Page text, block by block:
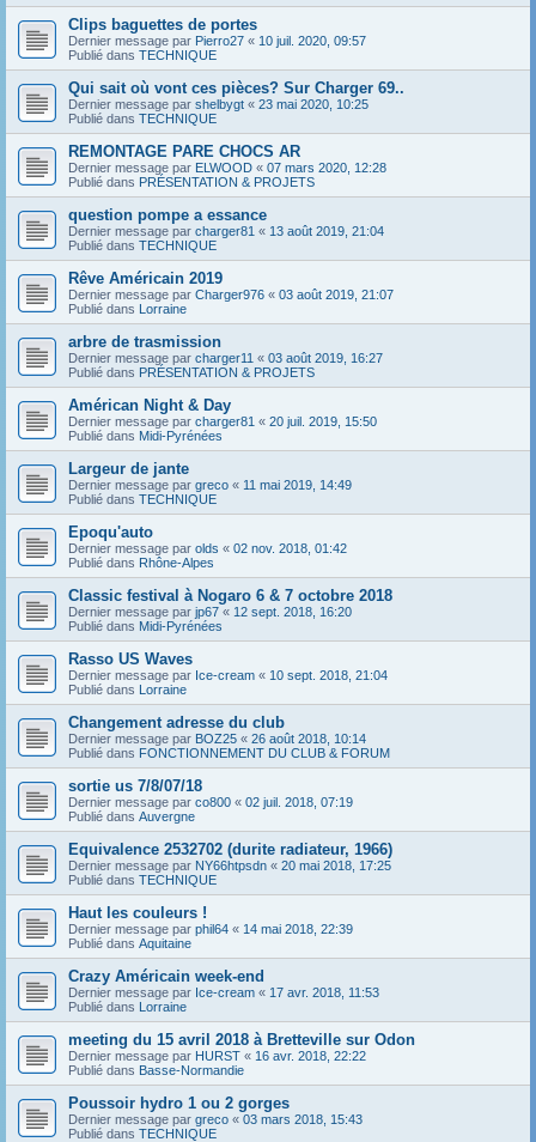
Clips baguettes de portes
Dernier message par Pierro27 « 10 juil. 2020, 09:57
Publié dans TECHNIQUE
Qui sait où vont ces pièces? Sur Charger 69..
Dernier message par shelbygt « 23 mai 2020, 10:25
Publié dans TECHNIQUE
REMONTAGE PARE CHOCS AR
Dernier message par ELWOOD « 07 mars 2020, 12:28
Publié dans PRÉSENTATION & PROJETS
question pompe a essance
Dernier message par charger81 « 13 août 2019, 21:04
Publié dans TECHNIQUE
Rêve Américain 2019
Dernier message par Charger976 « 03 août 2019, 21:07
Publié dans Lorraine
arbre de trasmission
Dernier message par charger11 « 03 août 2019, 16:27
Publié dans PRÉSENTATION & PROJETS
Américan Night & Day
Dernier message par charger81 « 20 juil. 2019, 15:50
Publié dans Midi-Pyrénées
Largeur de jante
Dernier message par greco « 11 mai 2019, 14:49
Publié dans TECHNIQUE
Epoqu'auto
Dernier message par olds « 02 nov. 2018, 01:42
Publié dans Rhône-Alpes
Classic festival à Nogaro 6 & 7 octobre 2018
Dernier message par jp67 « 12 sept. 2018, 16:20
Publié dans Midi-Pyrénées
Rasso US Waves
Dernier message par Ice-cream « 10 sept. 2018, 21:04
Publié dans Lorraine
Changement adresse du club
Dernier message par BOZ25 « 26 août 2018, 10:14
Publié dans FONCTIONNEMENT DU CLUB & FORUM
sortie us 7/8/07/18
Dernier message par co800 « 02 juil. 2018, 07:19
Publié dans Auvergne
Equivalence 2532702 (durite radiateur, 1966)
Dernier message par NY66htpsdn « 20 mai 2018, 17:25
Publié dans TECHNIQUE
Haut les couleurs !
Dernier message par phil64 « 14 mai 2018, 22:39
Publié dans Aquitaine
Crazy Américain week-end
Dernier message par Ice-cream « 17 avr. 2018, 11:53
Publié dans Lorraine
meeting du 15 avril 2018 à Bretteville sur Odon
Dernier message par HURST « 16 avr. 2018, 22:22
Publié dans Basse-Normandie
Poussoir hydro 1 ou 2 gorges
Dernier message par greco « 03 mars 2018, 15:43
Publié dans TECHNIQUE